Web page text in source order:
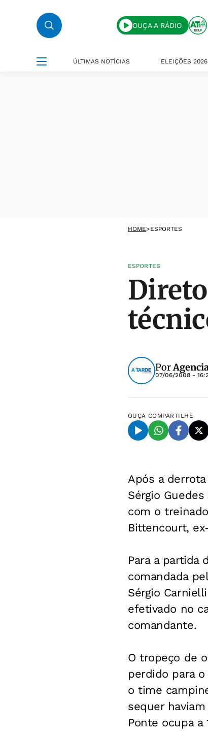
OUÇA A RÁDIO
ÚLTIMAS NOTÍCIAS ELEIÇÕES 2026
HOME>ESPORTES
ESPORTES
Por
07/06/2008 -
OUÇA COMPARTILHE
Após a
Sérgio
com o
Bittencourt,
Para a partida
comandada
Sérgio
efetivado no
comandante.
O tropeço de
perdido para
o time
sequer
Ponte ocupa a